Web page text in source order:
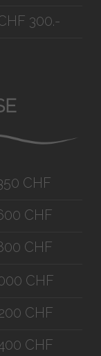
300.-
CHF
CHF
CHF
CHF
CHF
CHF